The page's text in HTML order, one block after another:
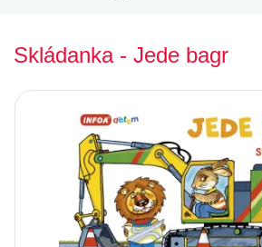
Skládanka - Jede bagr